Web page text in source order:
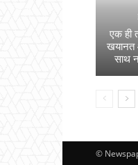
एक ही
खयानत
साथ
©